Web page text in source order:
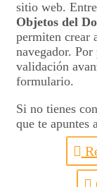
sitio web.
Objetos del
permiten crear
navegador.
validación
formulario.
Si no tienes
que te apuntes